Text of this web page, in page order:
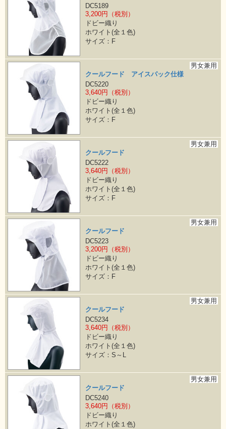
DC5189
3,200円（税別）
ドビー織り
ホワイト(全１色)
サイズ：F
男女兼用
クールフード アイスパック仕様
DC5220
3,640円（税別）
ドビー織り
ホワイト(全１色)
サイズ：F
男女兼用
クールフード
DC5222
3,640円（税別）
ドビー織り
ホワイト(全１色)
サイズ：F
男女兼用
クールフード
DC5223
3,200円（税別）
ドビー織り
ホワイト(全１色)
サイズ：F
男女兼用
クールフード
DC5234
3,640円（税別）
ドビー織り
ホワイト(全１色)
サイズ：S～L
男女兼用
クールフード
DC5240
3,640円（税別）
ドビー織り
ホワイト(全１色)